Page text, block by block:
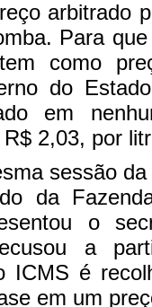
arbitrado
Para
como
do
em
2,03, por
sessão
da
o
a
ICMS é
em um